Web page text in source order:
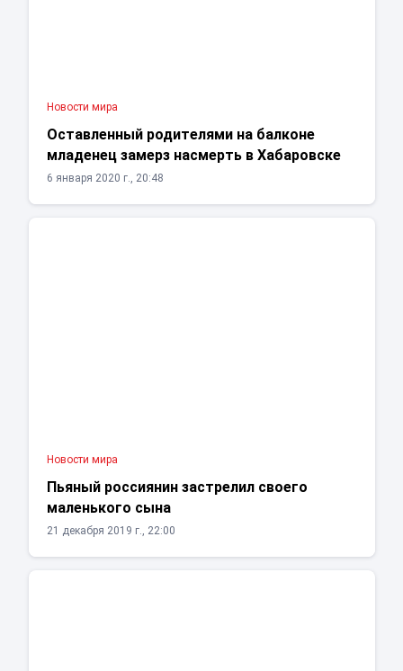
Новости мира
Оставленный родителями на балконе
младенец замерз насмерть в Хабаровске
6 января 2020 г., 20:48
Новости мира
Пьяный россиянин застрелил своего
маленького сына
21 декабря 2019 г., 22:00